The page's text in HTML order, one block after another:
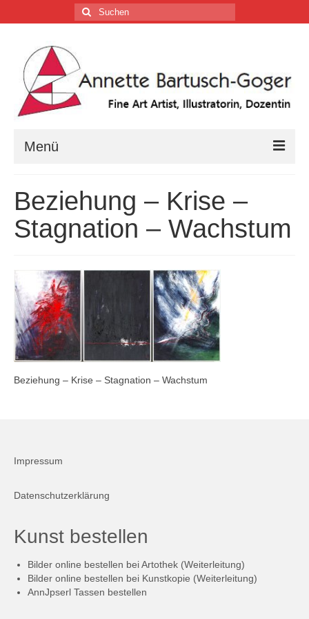
Suchen
nach:
Menü
Vita
Tätigkeiten
Galerien …
Firmenkalender …
Firmenkalender 2026
Firmenkalender 2025
Firmenkalender 2024
Firmenkalender 2020
Firmenkalender 2017
Beziehung – Krise –
Stagnation – Wachstum
Beziehung – Krise – Stagnation – Wachstum
Impressum
Datenschutzerklärung
Kunst bestellen
Bilder online bestellen bei Artothek (Weiterleitung)
Bilder online bestellen bei Kunstkopie (Weiterleitung)
AnnJpserl Tassen bestellen